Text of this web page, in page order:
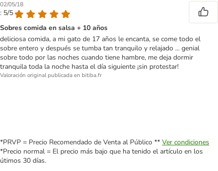
02/05/18
: 5/5
Sobres comida en salsa + 10 años
deliciosa comida, a mi gato de 17 años le encanta, se come todo el
sobre entero y después se tumba tan tranquilo y relajado ... genial
sobre todo por las noches cuando tiene hambre, me deja dormir
tranquila toda la noche hasta el día siguiente ¡sin protestar!
Valoración original publicada en bitiba.fr
*PRVP = Precio Recomendado de Venta al Público ** Ver condiciones
*Precio normal = El precio más bajo que ha tenido el artículo en los
útimos 30 días.